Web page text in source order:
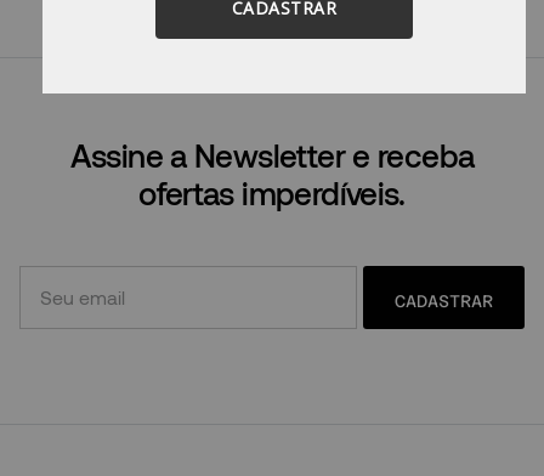
Assine a Newsletter e receba
ofertas imperdíveis.
CADASTRAR
CADASTRAR